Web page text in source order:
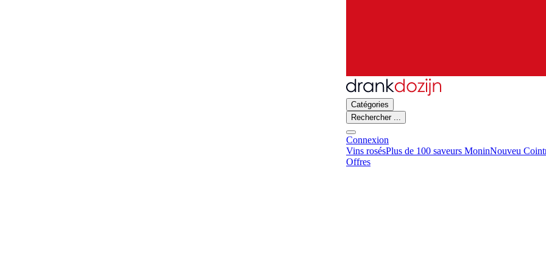
Catégories
Rechercher ...
Connexion
Vins rosésPlus de 100 saveurs MoninNouveu
Offres